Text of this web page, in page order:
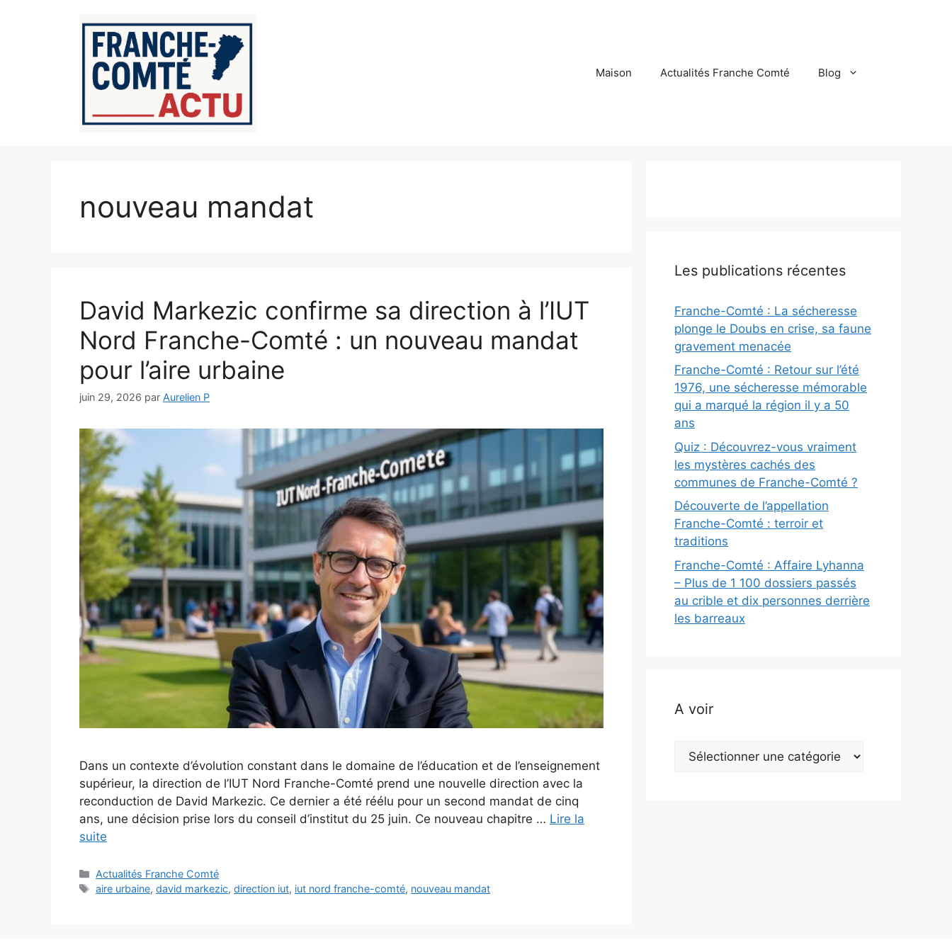
Maison Actualités Franche Comté Blog
nouveau mandat
David Markezic confirme sa direction à l’IUT
Nord Franche-Comté : un nouveau mandat
pour l’aire urbaine
juin 29, 2026 par Aurelien P
Dans un contexte d’évolution constant dans le domaine de l’éducation et de l’enseignement
supérieur, la direction de l’IUT Nord Franche-Comté prend une nouvelle direction avec la
reconduction de David Markezic. Ce dernier a été réélu pour un second mandat de cinq
ans, une décision prise lors du conseil d’institut du 25 juin. Ce nouveau chapitre … Lire la
suite
Catégories
Actualités Franche Comté
Étiquettes
aire urbaine,david markezic,direction iut, iut nord franche-comté, nouveau mandat
Les publications récentes
Franche-Comté : La sécheresse
plonge le Doubs en crise, sa faune
gravement menacée
Franche-Comté : Retour sur l’été
1976, une sécheresse mémorable
qui a marqué la région il y a 50
ans
Quiz : Découvrez-vous vraiment
les mystères cachés des
communes de Franche-Comté ?
Découverte de l’appellation
Franche-Comté : terroir et
traditions
Franche-Comté : Affaire Lyhanna
– Plus de 1 100 dossiers passés
au crible et dix personnes derrière
les barreaux
A voir
voir